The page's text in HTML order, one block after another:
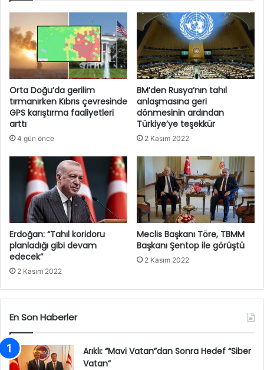
Orta Doğu’da gerilim
tırmanırken Kıbrıs çevresinde
GPS karıştırma faaliyetleri
arttı
4 gün önce
BM’den Rusya’nın tahıl
anlaşmasına geri
dönmesinin ardından
Türkiye’ye teşekkür
2 Kasım 2022
Erdoğan: “Tahıl koridoru
planladığı gibi devam
edecek”
2 Kasım 2022
Meclis Başkanı Töre, TBMM
Başkanı Şentop ile görüştü
2 Kasım 2022
En Son Haberler
Arıklı: “Mavi Vatan”dan Sonra Hedef “Siber
Vatan”